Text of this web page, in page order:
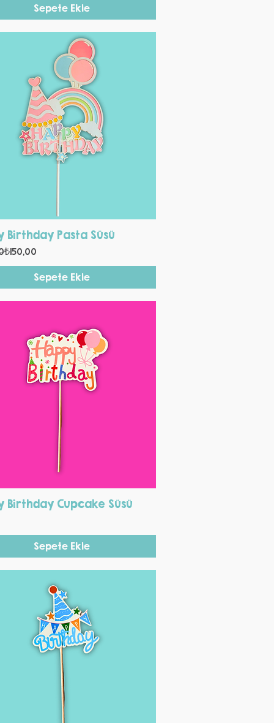
Sepete Ekle
Hızlı Bakış
Birthday Pasta Süsü
Fiyat
₺150,00
Sepete Ekle
Hızlı Bakış
Birthday Cupcake Süsü
Sepete Ekle